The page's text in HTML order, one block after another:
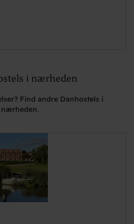
i nærheden
Find andre Danhostels i
nærheden.